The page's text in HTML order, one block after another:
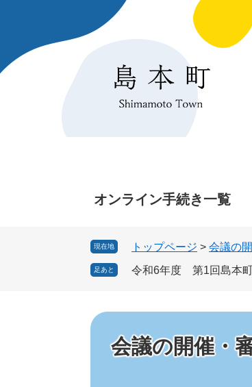
先
を
オンライン手続き一覧
現在地 トップページ > 会議の
足あと 令和6年度 第1回島本
会議の開催・